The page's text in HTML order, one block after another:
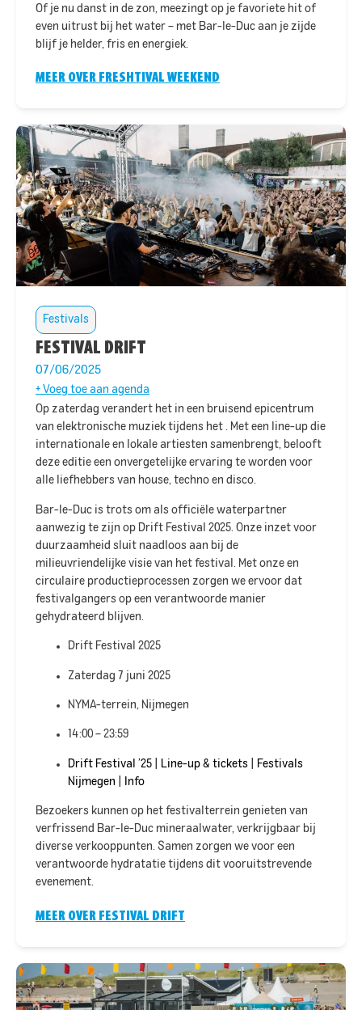
Of je nu danst in de zon, meezingt op je favoriete hit of
even uitrust bij het water – met Bar-le-Duc aan je zijde
blijf je helder, fris en energiek.
MEER OVER FRESHTIVAL WEEKEND
Festivals
FESTIVAL DRIFT
07/06/2025
+ Voeg toe aan agenda
Op zaterdag verandert het in een bruisend epicentrum
van elektronische muziek tijdens het . Met een line-up die
internationale en lokale artiesten samenbrengt, belooft
deze editie een onvergetelijke ervaring te worden voor
alle liefhebbers van house, techno en disco.​
Bar-le-Duc is trots om als officiële waterpartner
aanwezig te zijn op Drift Festival 2025. Onze inzet voor
duurzaamheid sluit naadloos aan bij de
milieuvriendelijke visie van het festival. Met onze en
circulaire productieprocessen zorgen we ervoor dat
festivalgangers op een verantwoorde manier
gehydrateerd blijven.​
Drift Festival 2025
Zaterdag 7 juni 2025
NYMA-terrein, Nijmegen
14:00 – 23:59
Drift Festival ’25 | Line-up & tickets | Festivals
Nijmegen | Info
Bezoekers kunnen op het festivalterrein genieten van
verfrissend Bar-le-Duc mineraalwater, verkrijgbaar bij
diverse verkooppunten. Samen zorgen we voor een
verantwoorde hydratatie tijdens dit vooruitstrevende
evenement.
MEER OVER FESTIVAL DRIFT